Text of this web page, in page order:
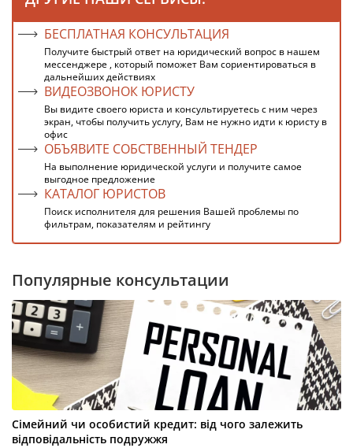
БЕСПЛАТНАЯ КОНСУЛЬТАЦИЯ
Получите быстрый ответ на юридический вопрос в нашем
мессенджере , который поможет Вам сориентироваться в
дальнейших действиях
ВИДЕОЗВОНОК ЮРИСТУ
Вы видите своего юриста и консультируетесь с ним через
экран, чтобы получить услугу, Вам не нужно идти к юристу в
офис
ОБЪЯВИТЕ СОБСТВЕННЫЙ ТЕНДЕР
На выполнение юридической услуги и получите самое
выгодное предложение
КАТАЛОГ ЮРИСТОВ
Поиск исполнителя для решения Вашей проблемы по
фильтрам, показателям и рейтингу
Популярные консультации
Сімейний чи особистий кредит: від чого залежить
відповідальність подружжя